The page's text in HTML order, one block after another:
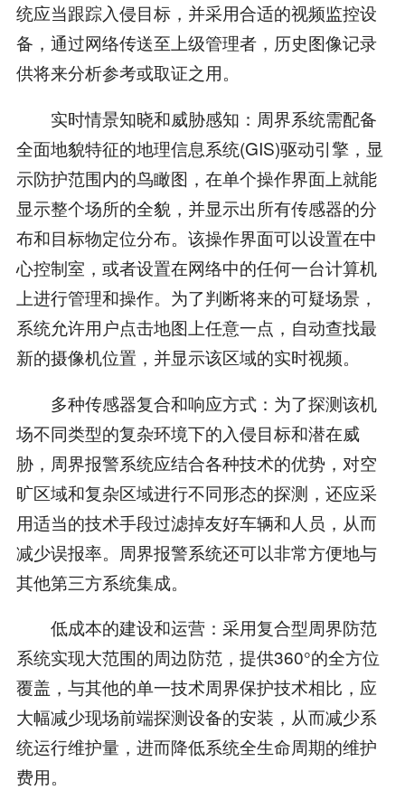
统应当跟踪入侵目标，并采用合适的视频监控设
备，通过网络传送至上级管理者，历史图像记录
供将来分析参考或取证之用。
实时情景知晓和威胁感知：周界系统需配备
全面地貌特征的地理信息系统(GIS)驱动引擎，显
示防护范围内的鸟瞰图，在单个操作界面上就能
显示整个场所的全貌，并显示出所有传感器的分
布和目标物定位分布。该操作界面可以设置在中
心控制室，或者设置在网络中的任何一台计算机
上进行管理和操作。为了判断将来的可疑场景，
系统允许用户点击地图上任意一点，自动查找最
新的摄像机位置，并显示该区域的实时视频。
多种传感器复合和响应方式：为了探测该机
场不同类型的复杂环境下的入侵目标和潜在威
胁，周界报警系统应结合各种技术的优势，对空
旷区域和复杂区域进行不同形态的探测，还应采
用适当的技术手段过滤掉友好车辆和人员，从而
减少误报率。周界报警系统还可以非常方便地与
其他第三方系统集成。
低成本的建设和运营：采用复合型周界防范
系统实现大范围的周边防范，提供360°的全方位
覆盖，与其他的单一技术周界保护技术相比，应
大幅减少现场前端探测设备的安装，从而减少系
统运行维护量，进而降低系统全生命周期的维护
费用。